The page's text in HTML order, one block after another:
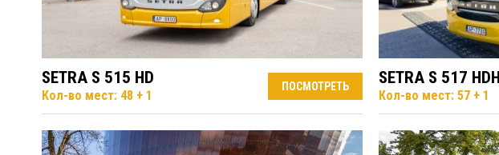
SETRA S 515 HD
Кол-во мест: 48 + 1
ПОСМОТРЕТЬ SETRA S 517 HDH
Кол-во мест: 57 + 1